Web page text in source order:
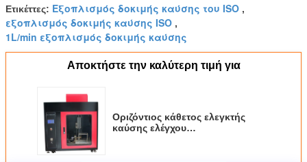
Ετικέττες: Εξοπλισμός δοκιμής καύσης του ISO ,
εξοπλισμός δοκιμής καύσης ISO ,
1L/min εξοπλισμός δοκιμής καύσης
Αποκτήστε την καλύτερη τιμή για
Οριζόντιος κάθετος ελεγκτής
καύσης ελέγχου